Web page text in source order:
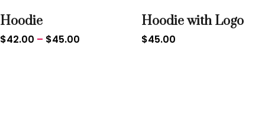
Hoodie
$42.00 – $45.00
Hoodie with Logo
$45.00